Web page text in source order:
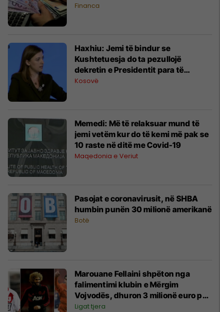
Financa
Haxhiu: Jemi të bindur se
Kushtetuesja do ta pezullojë
dekretin e Presidentit para të
shtunës
Kosovë
Memedi: Më të relaksuar mund të
jemi vetëm kur do të kemi më pak se
10 raste në ditë me Covid-19
Maqedonia e Veriut
Pasojat e coronavirusit, në SHBA
humbin punën 30 milionë amerikanë
Botë
Marouane Fellaini shpëton nga
falimentimi klubin e Mërgim
Vojvodës, dhuron 3 milionë euro për
Standard Liegen që ka shumë
Ligat tjera